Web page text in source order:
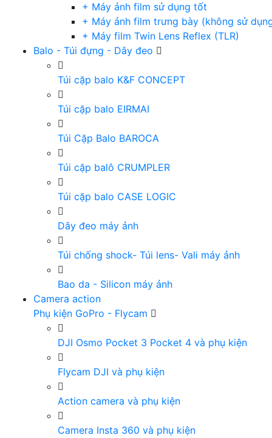
+ Máy ảnh film sử dụng tốt
+ Máy ảnh film trưng bày (không sử
+ Máy film Twin Lens Reflex (TLR)
Balo - Túi đựng - Dây đeo
Túi cặp balo K&F CONCEPT
Túi cặp balo EIRMAI
Túi Cặp Balo BAROCA
Túi cặp balô CRUMPLER
Túi cặp balo CASE LOGIC
Dây đeo máy ảnh
Túi chống shock- Túi lens- Vali máy ảnh
Bao da - Silicon máy ảnh
Camera action
Phụ kiện GoPro - Flycam
DJI Osmo Pocket 3 Pocket 4 và phụ kiện
Flycam DJI và phụ kiện
Action camera và phụ kiện
Camera Insta 360 và phụ kiện